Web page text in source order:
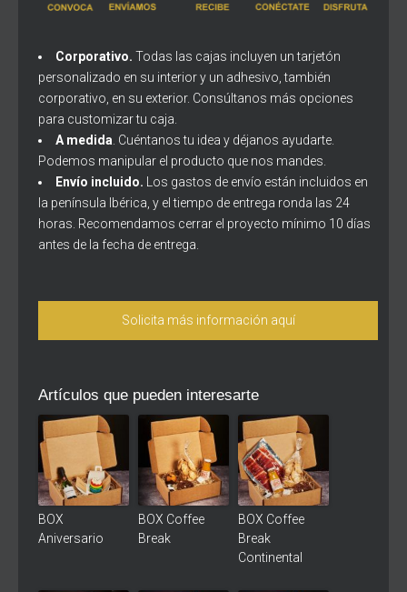
Corporativo. Todas las cajas incluyen un tarjetón
personalizado en su interior y un adhesivo, también
corporativo, en su exterior. Consúltanos más opciones
para customizar tu caja.
A medida . Cuéntanos tu idea y déjanos ayudarte.
Podemos manipular el producto que nos mandes.
Envío incluido.
Los gastos de envío están incluidos en
la península Ibérica, y el tiempo de entrega ronda las 24
horas. Recomendamos cerrar el proyecto mínimo 10 días
antes de la fecha de entrega.
Solicita más información aquí
Artículos que pueden interesarte
BOX
Aniversario
BOX Coffee
Break
BOX Coffee
Break
Continental